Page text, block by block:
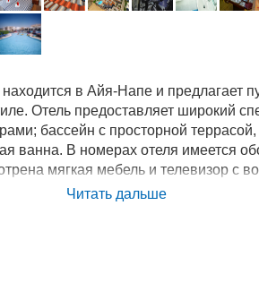
в Айя-Напе и предлагает
Отель предоставляет широкий
бассейн с просторной
ванна. В номерах отеля имеется
мягкая мебель и телевизор с
центр и сауну, заказать
Читать дальше